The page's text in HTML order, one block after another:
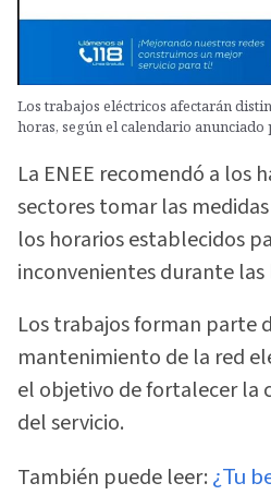
Los trabajos eléctricos afectarán
horas, según el calendario anunciado
La ENEE recomendó a los
sectores tomar las
los horarios establecidos
inconvenientes durante las
Los trabajos forman parte
mantenimiento de la red
el objetivo de fortalecer la
del servicio.
También puede leer: ¿Tu